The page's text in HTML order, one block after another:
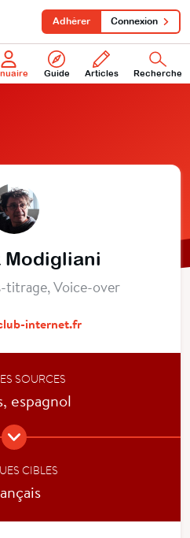
Guide Articles Recherche
Adhérer Connexion
titrage, Voice-over
internet.fr
SOURCES
espagnol
CIBLES